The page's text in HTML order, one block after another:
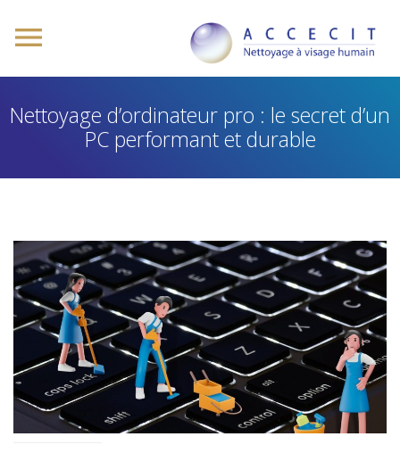
Nettoyage d’ordinateur pro : le secret d’un
PC performant et durable